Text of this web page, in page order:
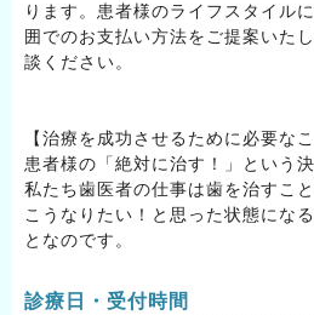
ります。患者様のライフスタイル
囲でのお支払い方法をご提案いた
談ください。
【治療を成功させるために必要なこ
患者様の「絶対に治す！」という決
私たち歯医者の仕事は歯を治すこ
こうなりたい！と思った状態にな
となのです。
診療日・受付時間